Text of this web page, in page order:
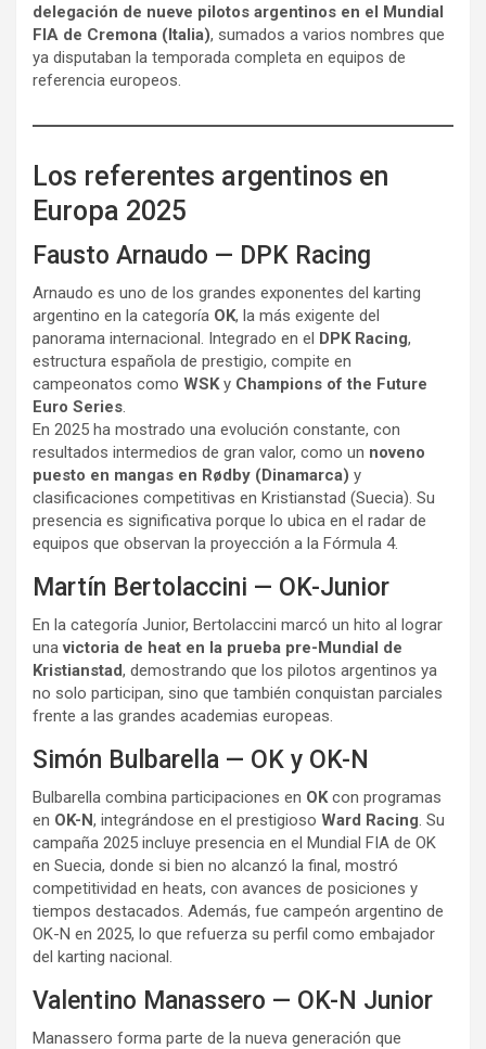
delegación de nueve pilotos argentinos en el Mundial
FIA de Cremona (Italia), sumados a varios nombres que
ya disputaban la temporada completa en equipos de
referencia europeos.
Los referentes argentinos en
Europa 2025
Fausto Arnaudo — DPK Racing
Arnaudo es uno de los grandes exponentes del karting
argentino en la categoría OK, la más exigente del
panorama internacional. Integrado en el DPK Racing,
estructura española de prestigio, compite en
campeonatos como WSKy Champions of the Future
Euro Series.
En 2025 ha mostrado una evolución constante, con
resultados intermedios de gran valor, como un noveno
puesto en mangas en Rødby (Dinamarca) y
clasificaciones competitivas en Kristianstad (Suecia). Su
presencia es significativa porque lo ubica en el radar de
equipos que observan la proyección a la Fórmula 4.
Martín Bertolaccini — OK-Junior
En la categoría Junior, Bertolaccini marcó un hito al lograr
unavictoria de heat en la prueba pre-Mundial de
Kristianstad, demostrando que los pilotos argentinos ya
no solo participan, sino que también conquistan parciales
frente a las grandes academias europeas.
Simón Bulbarella — OK y OK-N
Bulbarella combina participaciones en OKcon programas
en OK-N, integrándose en el prestigioso Ward Racing. Su
campaña 2025 incluye presencia en el Mundial FIA de OK
en Suecia, donde si bien no alcanzó la final, mostró
competitividad en heats, con avances de posiciones y
tiempos destacados. Además, fue campeón argentino de
OK-N en 2025, lo que refuerza su perfil como embajador
del karting nacional.
Valentino Manassero — OK-N Junior
Manassero forma parte de la nueva generación que